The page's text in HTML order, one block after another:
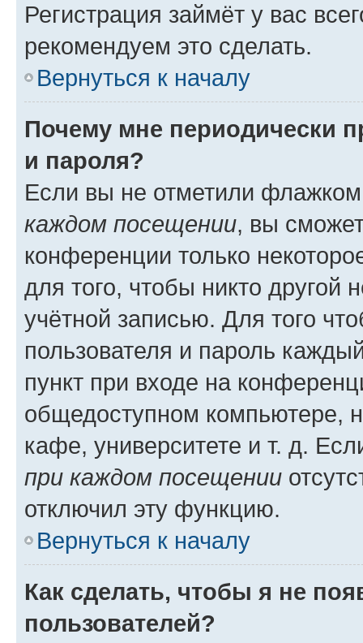
Регистрация займёт у вас
рекомендуем это сделать.
Вернуться к началу
Почему мне периодически
и пароля?
Если вы не отметили
каждом посещении, вы
конференции только
для того, чтобы никто другой
учётной записью. Для того
пользователя и пароль
пункт при входе на
общедоступном компьютере,
кафе, университете и т. д.
при каждом посещении
отключил эту функцию.
Вернуться к началу
Как сделать, чтобы я не
пользователей?